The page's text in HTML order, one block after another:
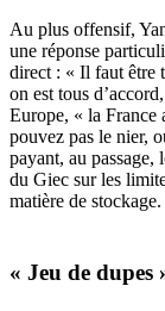
Au plus offensif,
une réponse particuli
direct : « Il faut être
on est tous
Europe, « la France
pouvez pas le nier,
payant, au
du Giec sur les
matière de stockage.
« Jeu de dupes